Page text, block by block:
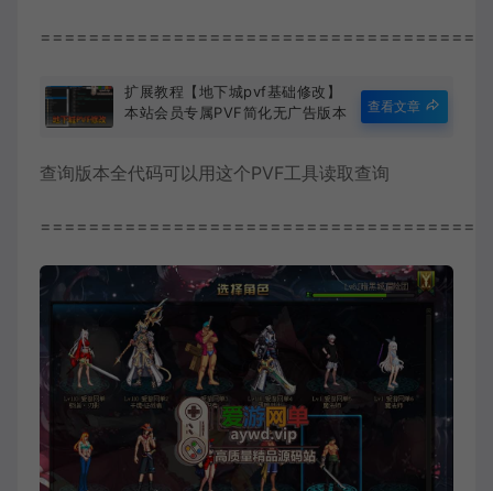
扩展教程【地下城pvf基础修改】
本站会员专属PVF简化无广告版本
查看文章
查询版本全代码可以用这个PVF工具读取查询